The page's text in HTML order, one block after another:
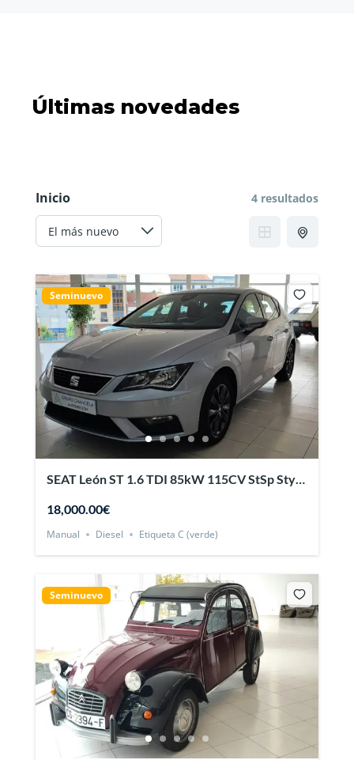
Últimas novedades
Inicio 4 resultados
Seminuevo
SEAT León ST 1.6 TDI 85kW 115CV StSp Style
18,000.00€
Manual Diesel Etiqueta C (verde)
Seminuevo